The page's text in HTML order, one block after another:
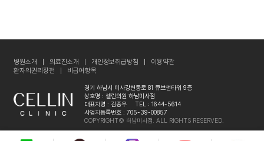
병원소개 의료진소개 개인정보취급방침
이용약관
환자의권리장전
비급여항목
경기 하남시 미사강변동로 81 큐브앤타워 9층
상호명 : 셀린의원 하남미사점
대표자명 : 김종우
TEL : 1644-5614
사업자등록번호 : 705-39-00857
COPYRIGHT© 하남미사점. ALL RIGHTS RESERVED.